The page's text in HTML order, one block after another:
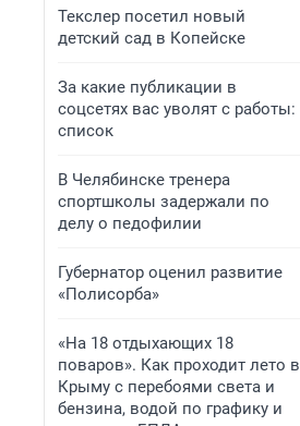
Текслер посетил новый
детский сад в Копейске
За какие публикации в
соцсетях вас уволят с работы:
список
В Челябинске тренера
спортшколы задержали по
делу о педофилии
Губернатор оценил развитие
«Полисорба»
«На 18 отдыхающих 18
поваров». Как проходит лето в
Крыму с перебоями света и
бензина, водой по графику и